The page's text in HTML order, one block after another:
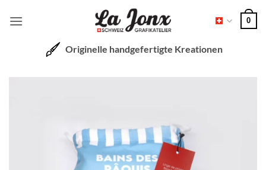
Inhalt
0
Originelle handgefertigte Kreationen